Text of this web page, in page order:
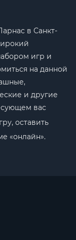
в Санкт-
игр и
на данной
и другие
вас
оставить
«онлайн».